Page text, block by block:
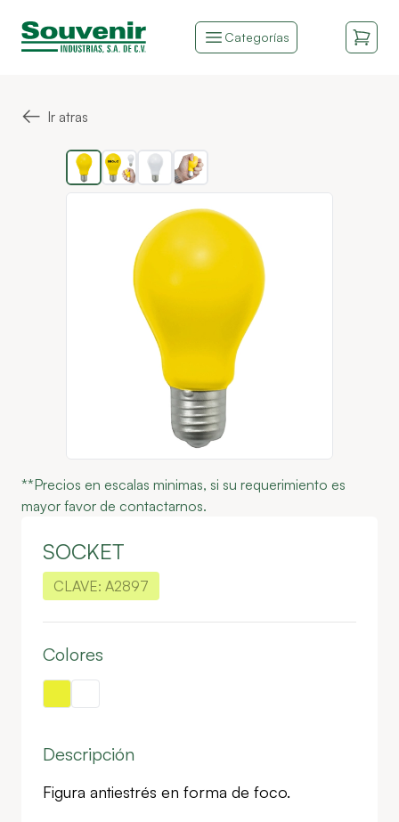
Categorías
← Ir atras
**Precios en escalas minimas, si su requerimiento es
mayor favor de contactarnos.
SOCKET
CLAVE: A2897
Colores
Descripción
Figura antiestrés en forma de foco.